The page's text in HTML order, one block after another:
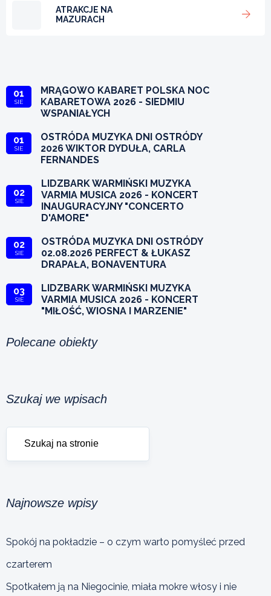
ATRAKCJE NA
MAZURACH
01
SIE
MRĄGOWO KABARET POLSKA NOC
KABARETOWA 2026 - SIEDMIU
WSPANIAŁYCH
01
SIE
OSTRÓDA MUZYKA DNI OSTRÓDY
2026 WIKTOR DYDUŁA, CARLA
FERNANDES
02
SIE
LIDZBARK WARMIŃSKI MUZYKA
VARMIA MUSICA 2026 - KONCERT
INAUGURACYJNY "CONCERTO
D'AMORE"
02
SIE
OSTRÓDA MUZYKA DNI OSTRÓDY
02.08.2026 PERFECT & ŁUKASZ
DRAPAŁA, BONAVENTURA
03
SIE
LIDZBARK WARMIŃSKI MUZYKA
VARMIA MUSICA 2026 - KONCERT
"MIŁOŚĆ, WIOSNA I MARZENIE"
Polecane obiekty
Szukaj we wpisach
Najnowsze wpisy
Spokój na pokładzie – o czym warto pomyśleć przed
czarterem
Spotkałem ją na Niegocinie, miała mokre włosy i nie